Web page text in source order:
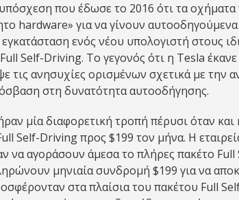
που έδωσε το 2016 ότι τα
hardware» για να γίνουν
ενός νέου υπολογιστή στους
Self-Driving. Το γεγονός ότι η Tesla
τις ανησυχίες ορισμένων σχετικά με την
στη δυνατότητα αυτοοδήγησης.
μία διαφορετική τροπή πέρυσι όταν και
Self-Driving προς $199 τον μήνα. Η
να αγοράσουν άμεσα το πλήρες πακέτο
μηνιαία συνδρομή $199 για να
στα πλαίσια του πακέτου Full